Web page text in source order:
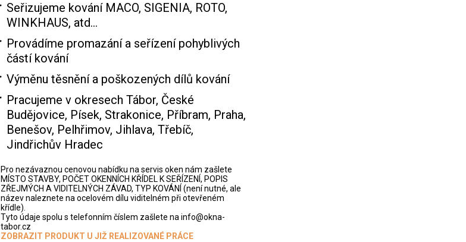
Seřizujeme kování MACO, SIGENIA, ROTO,
WINKHAUS, atd…
Provádíme promazání a seřízení pohyblivých
částí kování
Výměnu těsnění a poškozených dílů kování
Pracujeme v okresech Tábor, České
Budějovice, Písek, Strakonice, Příbram, Praha,
Benešov, Pelhřimov, Jihlava, Třebíč,
Jindřichův Hradec
Pro nezávaznou cenovou nabídku na servis oken nám zašlete
MÍSTO STAVBY, POČET OKENNÍCH KŘÍDEL K SEŘÍZENÍ, POPIS
ZŘEJMÝCH A VIDITELNÝCH ZÁVAD, TYP KOVÁNÍ (není nutné, ale
název naleznete na ocelovém dílu viditelném při otevřeném
křídle).
Tyto údaje spolu s telefonním číslem zašlete na info@okna-
tabor.cz
ZOBRAZIT PRODUKT U JIŽ REALIZOVANÉ PRÁCE